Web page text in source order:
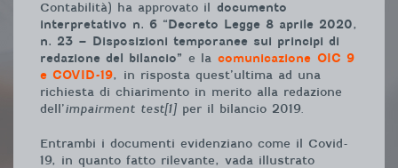
Contabilità) ha approvato il documento
interpretativo n. 6 “Decreto Legge 8 aprile 2020,
n. 23 – Disposizioni temporanee sui principi di
redazione del bilancio” e la comunicazione OIC 9
e COVID-19, in risposta quest’ultima ad una
richiesta di chiarimento in merito alla redazione
dell’impairment test[1] per il bilancio 2019.
Entrambi i documenti evidenziano come il Covid-
19, in quanto fatto rilevante, vada illustrato